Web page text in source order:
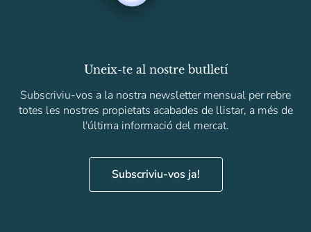
Uneix-te al nostre butlletí
Subscriviu-vos a la nostra newsletter mensual per rebre
totes les nostres propietats acabades de llistar, a més de
l'última informació del mercat.
Subscriviu-vos ja!